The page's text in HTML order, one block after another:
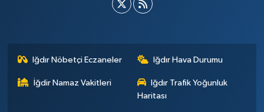
Iğdır Nöbetçi Eczaneler Iğdır Hava Durumu
İğdir Namaz Vakitleri
Iğdır Trafik Yoğunluk
Haritası